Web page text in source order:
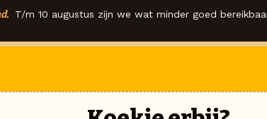
T/m 10 augustus zijn we wat minder goed